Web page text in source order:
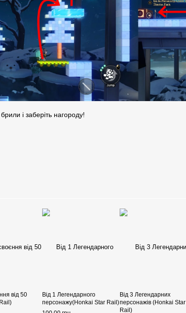
і заберіть нагороду!
від 50
Від 1 Легендарного
персонажу(Honkai Star Rail)
Від 3 Легендарних
персонажів (Honkai Star
Rail)